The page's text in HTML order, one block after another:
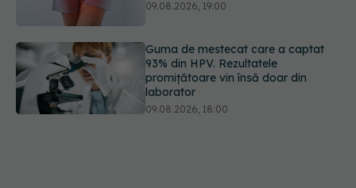
09.08.2026, 19:00
Guma de mestecat care a captat
93% din HPV. Rezultatele
promițătoare vin însă doar din
laborator
09.08.2026, 18:00